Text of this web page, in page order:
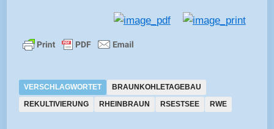
VERSCHLAGWORTET
BRAUNKOHLETAGEBAU
REKULTIVIERUNG
RHEINBRAUN RSESTSEE RWE